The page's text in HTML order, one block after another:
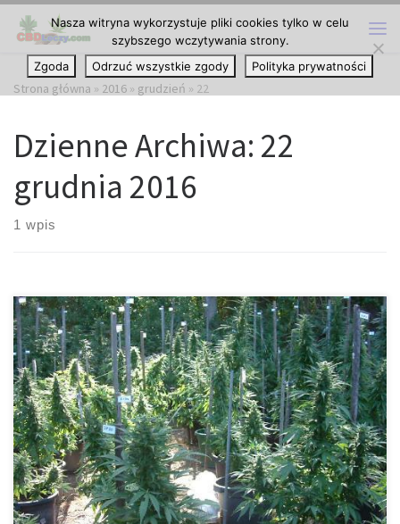
Przejdź do treści
Strona główna » 2016 » grudzień » 22
Dzienne Archiwa: 22
grudnia 2016
1 wpis
Departament Zdrowia w Kolorado ogłosił, że zapewni
naukowcom miliony dolarów w celu zbadania dokładniej
marihuany. Według departamentu, 2.35 milionów dolarów
zostanie przeznaczone na badania nad marihuaną oraz jej
wpływem na kierowanie pojazdem – zarówno indywidualnie (w
jaki sposób wpływa ona na indywidualnych kierowców) oraz
społecznie (w jaki sposób wpływa ona […]
Nasza witryna wykorzystuje pliki cookies tylko w celu
szybszego wczytywania strony.
Zgoda
Odrzuć wszystkie zgody Polityka prywatności